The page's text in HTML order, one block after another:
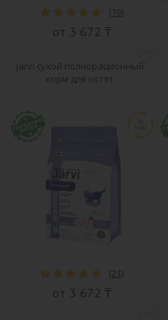
( 19)
от 3 672 ₸
Jarvi сухой полнорационный
корм для котят
(21)
от 3 672 ₸